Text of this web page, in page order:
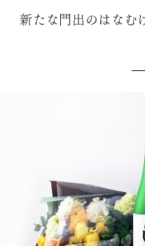
新たな門出のはなむ